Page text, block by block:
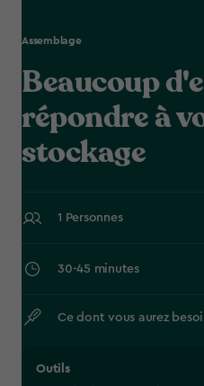
Assemblage
Beaucoup
répondre à
stockage
1 Personnes
30-45 minutes
Ce dont vous aurez
Outils